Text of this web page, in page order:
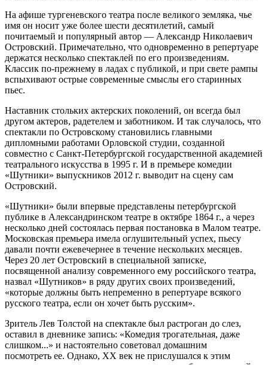
На афише тургеневского театра после великого земляка, чье
имя он носит уже более шести десятилетий, самый
почитаемый и популярный автор — Александр Николаевич
Островский. Примечательно, что одновременно в репертуаре
держатся несколько спектаклей по его произведениям.
Классик по-прежнему в ладах с публикой, и при свете рампы
вспыхивают острые современные смыслы его старинных
пьес.
Наставник стольких актерских поколений, он всегда был
другом актеров, радетелем и заботником. И так случалось, что
спектакли по Островскому становились главными
дипломными работами Орловской студии, созданной
совместно с Санкт-Петербургской государственной академией
театрального искусства в 1995 г. И в премьере комедии
«Шутники» выпускников 2012 г. выводит на сцену сам
Островский.
«Шутники» были впервые представлены петербургской
публике в Александринском театре в октябре 1864 г., а через
несколько дней состоялась первая постановка в Малом театре.
Московская премьера имела оглушительный успех, пьесу
давали почти ежевечернее в течение нескольких месяцев.
Через 20 лет Островский в специальной записке,
посвященной анализу современного ему российского театра,
назвал «Шутников» в ряду других своих произведений,
«которые должны быть непременно в репертуаре всякого
русского театра, если он хочет быть русским».
Зритель Лев Толстой на спектакле был растроган до слез,
оставил в дневнике запись: «Комедия трогательная, даже
слишком...» и настоятельно советовал домашним
посмотреть ее. Однако, ХХ век не прислушался к этим